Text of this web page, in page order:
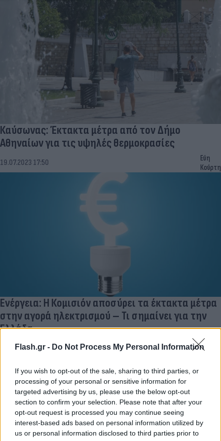
Flash.gr - Do Not Process My Personal Information
If you wish to opt-out of the sale, sharing to third parties, or
processing of your personal or sensitive information for
targeted advertising by us, please use the below opt-out
section to confirm your selection. Please note that after your
opt-out request is processed you may continue seeing
interest-based ads based on personal information utilized by
us or personal information disclosed to third parties prior to
Καύσωνας: Έκτακτα μέτρα από τον Δήμο
Αθηναίων για τις υψηλές θερμοκρασίες
19.07.2023 17:50
Εύη
Κούρτη
Ενέργεια: Η Κομισιόν αποσύρει τα έκτακτα μέτρα
στην αγορά ηλεκτρισμού – Τι σημαίνει για την
Ελλάδα
06.06.2023 15:59
Εύη
Κούρτη